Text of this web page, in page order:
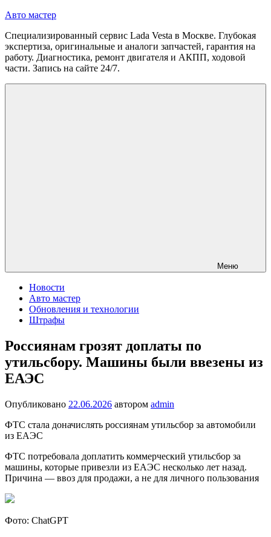
Перейти
содержимому
Авто мастер
Специализированный сервис Lada Vesta в Москве. Глубокая
экспертиза, оригинальные и аналоги запчастей, гарантия на
работу. Диагностика, ремонт двигателя и АКПП, ходовой
части. Запись на сайте 24/7.
Меню
Новости
Авто мастер
Обновления и технологии
Штрафы
Россиянам грозят доплаты по
утильсбору. Машины были ввезены из
ЕАЭС
Опубликовано 22.06.2026 автором admin
ФТС стала доначислять россиянам утильсбор за автомобили
из ЕАЭС
ФТС потребовала доплатить коммерческий утильсбор за
машины, которые привезли из ЕАЭС несколько лет назад.
Причина — ввоз для продажи, а не для личного пользования
Фото: ChatGPT